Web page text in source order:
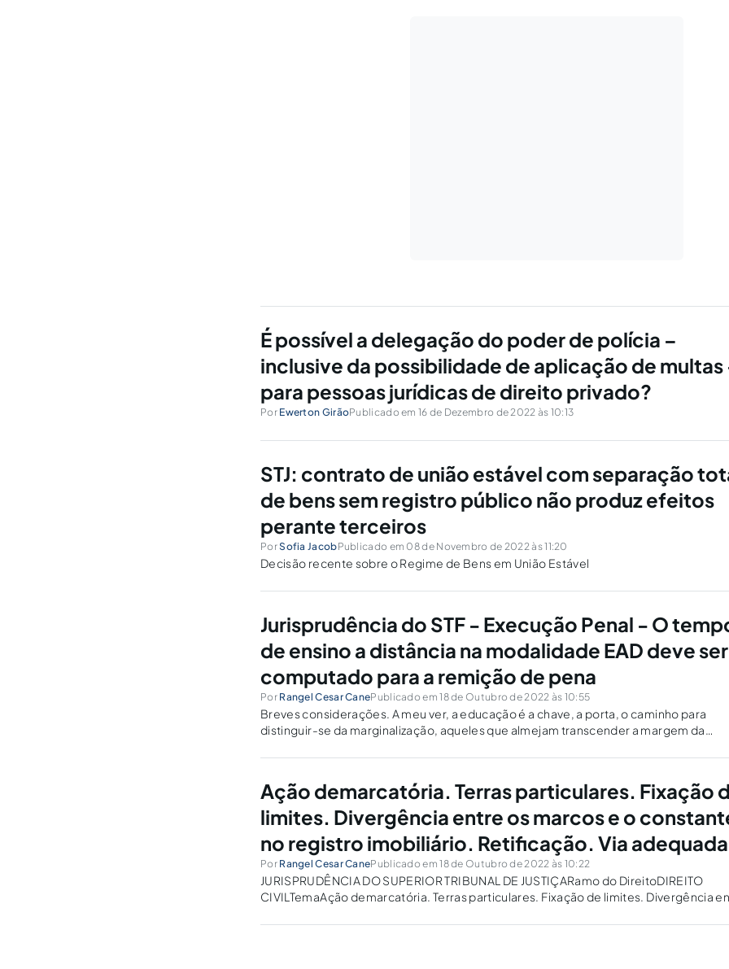
É possível a delegação do poder de polícia –
inclusive da possibilidade de aplicação de multas
para pessoas jurídicas de direito privado?
Por Ewerton GirãoPublicado em 16 de Dezembro de 2022 às 10:13
STJ: contrato de união estável com separação
de bens sem registro público não produz efeitos
perante terceiros
PorSofia JacobPublicado em 08 de Novembro de 2022 às 11:20
Decisão recente sobre o Regime de Bens em União Estável
Jurisprudência do STF - Execução Penal - O
de ensino a distância na modalidade EAD deve ser
computado para a remição de pena
Por Rangel Cesar CanePublicado em 18 de Outubro de 2022 às 10:55
Breves considerações. A meu ver, a educação é a chave, a porta, o caminho para
distinguir-se da marginalização, aqueles que almejam transcender a margem da
Ação demarcatória. Terras particulares. Fixação
limites. Divergência entre os marcos e o
no registro imobiliário. Retificação. Via
Por Rangel Cesar CanePublicado em 18 de Outubro de 2022 às 10:22
JURISPRUDÊNCIA DO SUPERIOR TRIBUNAL DE JUSTIÇARamo do DireitoDIREITO
CIVILTemaAção demarcatória. Terras particulares. Fixação de limites. Divergência
ação demarcatória é a via adequada para dirimir a discrepância entre a...